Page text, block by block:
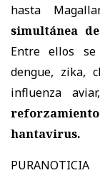
hasta
simultánea
Entre ellos
dengue, zika,
influenza
hantavirus.
PURANOTICIA